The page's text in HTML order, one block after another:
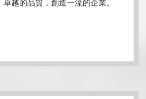
越的品質，創造一流的企業。